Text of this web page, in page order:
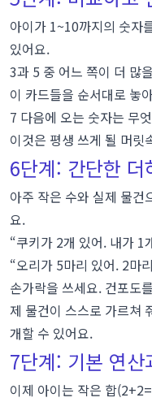
아이가 1~10까지의 숫자
있어요.
3과 5 중 어느 쪽이 더 많
이 카드들을 순서대로 놓
7 다음에 오는 숫자는 무
이것은 평생 쓰게 될 머릿
6단계: 간단한
아주 작은 수와 실제 물건
요.
“쿠키가 2개 있어. 내가 1
“오리가 5마리 있어. 2마
손가락을 쓰세요. 건포도
제 물건이 스스로 가르쳐
개할 수 있어요.
7단계: 기본 연
이제 아이는 작은 합